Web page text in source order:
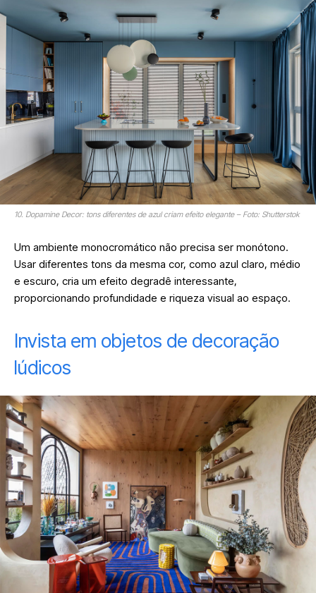
10. Dopamine Decor: tons diferentes de azul criam efeito elegante – Foto: Shutterstok
Um ambiente monocromático não precisa ser monótono.
Usar diferentes tons da mesma cor, como azul claro, médio
e escuro, cria um efeito degradê interessante,
proporcionando profundidade e riqueza visual ao espaço.
Invista em objetos de decoração
lúdicos